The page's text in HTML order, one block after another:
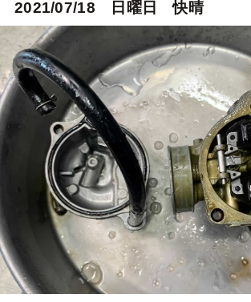
2021/07/18 日曜日 快晴